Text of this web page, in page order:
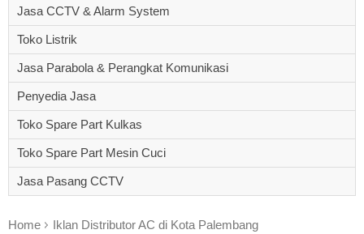
Jasa CCTV & Alarm System
Toko Listrik
Jasa Parabola & Perangkat Komunikasi
Penyedia Jasa
Toko Spare Part Kulkas
Toko Spare Part Mesin Cuci
Jasa Pasang CCTV
Home Iklan Distributor AC di Kota Palembang